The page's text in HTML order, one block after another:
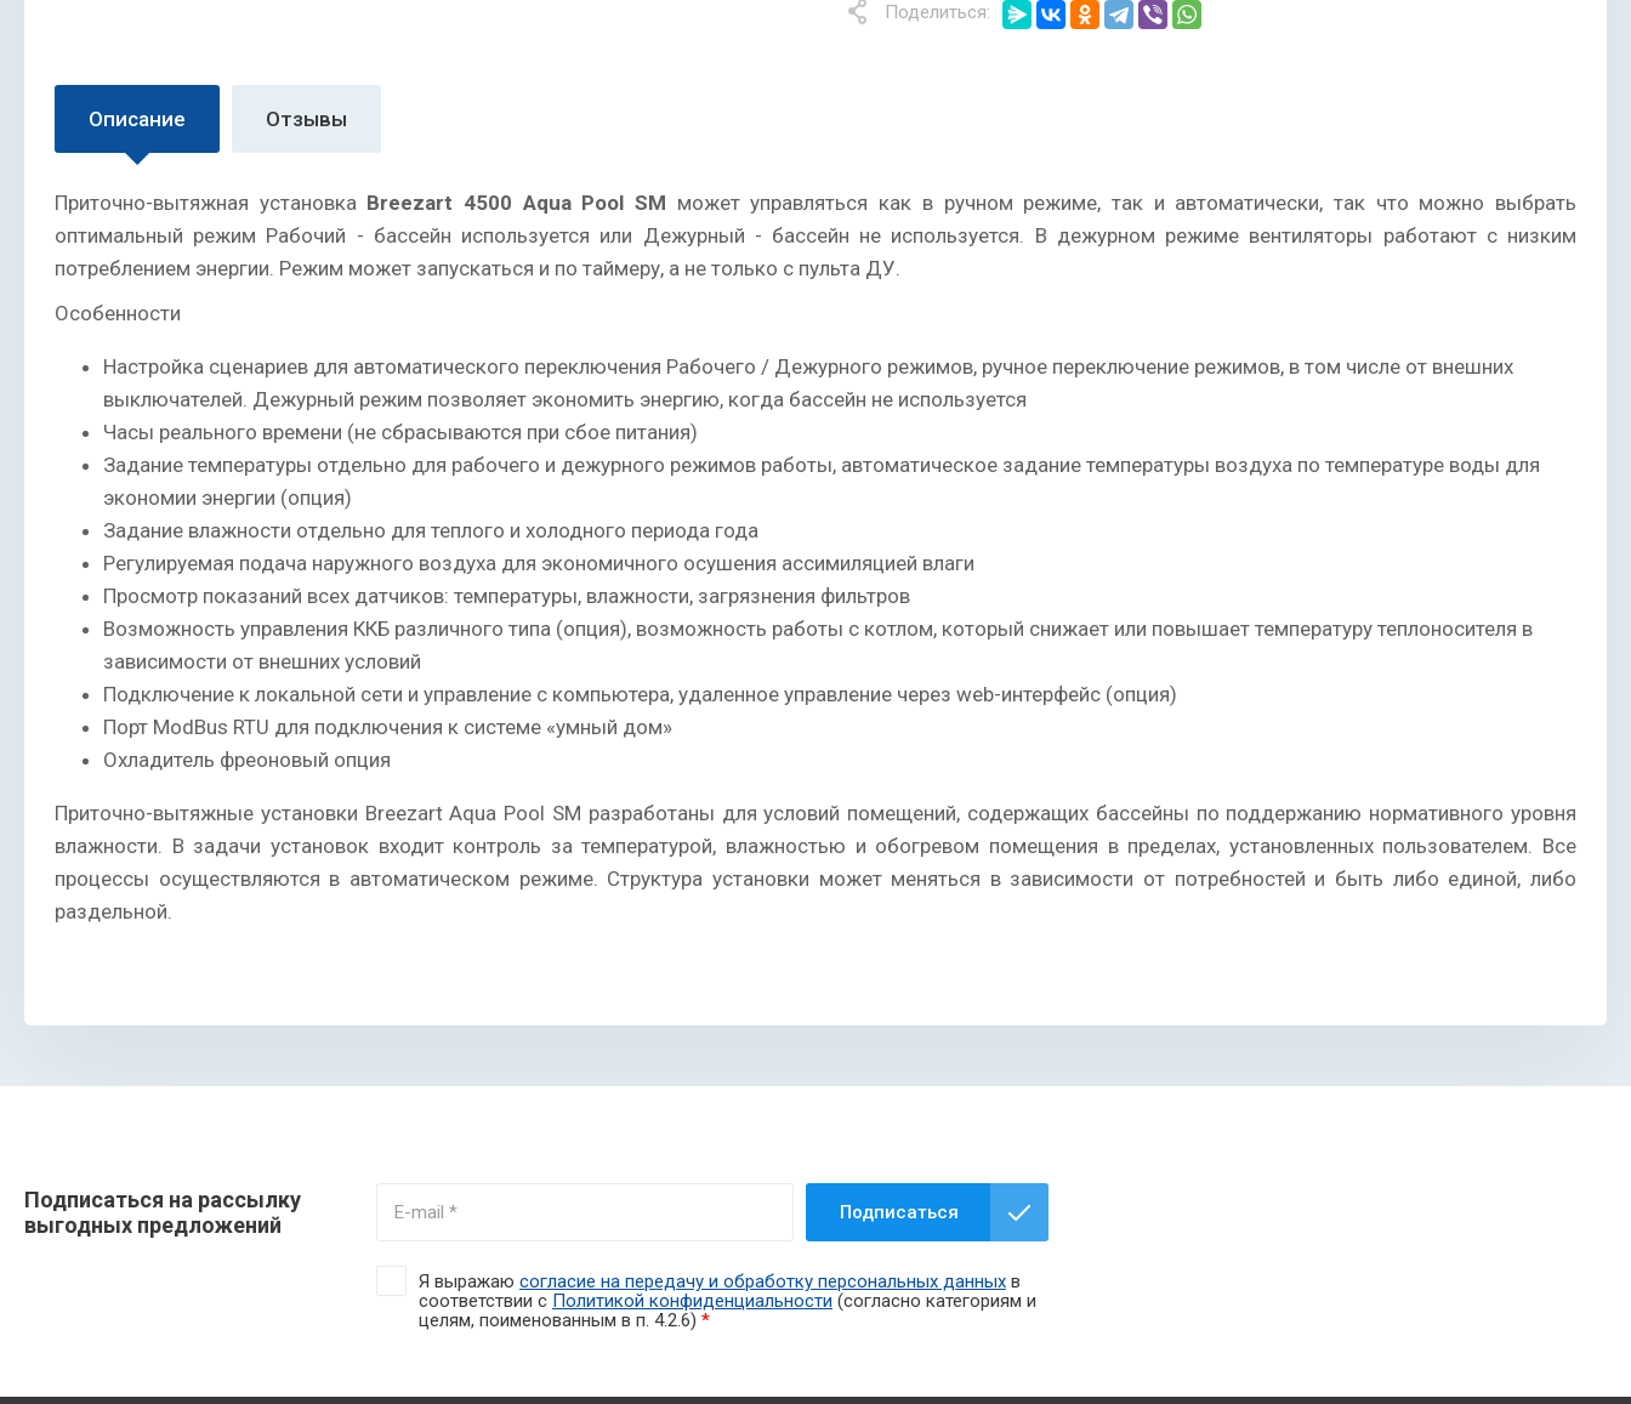
Поделиться:
Описание Отзывы
Приточно-вытяжная установка Breezart 4500 Aqua Pool SM может управляться как в ручном режиме, так и автоматически, так что можно выбрать
оптимальный режим Рабочий - бассейн используется или Дежурный - бассейн не используется. В дежурном режиме вентиляторы работают с низким
потреблением энергии. Режим может запускаться и по таймеру, а не только с пульта ДУ.
Особенности
Настройка сценариев для автоматического переключения Рабочего / Дежурного режимов, ручное переключение режимов, в том числе от внешних
выключателей. Дежурный режим позволяет экономить энергию, когда бассейн не используется
Часы реального времени (не сбрасываются при сбое питания)
Задание температуры отдельно для рабочего и дежурного режимов работы, автоматическое задание температуры воздуха по температуре воды для
экономии энергии (опция)
Задание влажности отдельно для теплого и холодного периода года
Регулируемая подача наружного воздуха для экономичного осушения ассимиляцией влаги
Просмотр показаний всех датчиков: температуры, влажности, загрязнения фильтров
Возможность управления ККБ различного типа (опция), возможность работы с котлом, который снижает или повышает температуру теплоносителя в
зависимости от внешних условий
Подключение к локальной сети и управление с компьютера, удаленное управление через web-интерфейс (опция)
Порт ModBus RTU для подключения к системе «умный дом»
Охладитель фреоновый опция
Приточно-вытяжные установки Breezart Aqua Pool SM разработаны для условий помещений, содержащих бассейны по поддержанию нормативного уровня
влажности. В задачи установок входит контроль за температурой, влажностью и обогревом помещения в пределах, установленных пользователем. Все
процессы осуществляются в автоматическом режиме. Структура установки может меняться в зависимости от потребностей и быть либо единой, либо
раздельной.
Подписаться на рассылку
выгодных предложений
Я выражаю согласие на передачу и обработку персональных данных в
соответствии с Политикой конфиденциальности (согласно категориям и
целям, поименованным в п. 4.2.6) *
Подписаться